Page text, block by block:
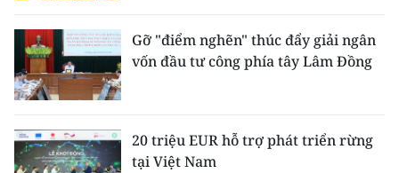
Gỡ "điểm nghẽn" thúc đẩy giải ngân
vốn đầu tư công phía tây Lâm Đồng
20 triệu EUR hỗ trợ phát triển rừng
tại Việt Nam